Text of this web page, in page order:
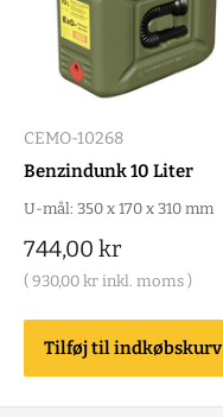
CEMO-10268
Benzindunk 10 Liter
U-mål: 350 x 170 x 310 mm
Salgspris
744,00 kr
( 930,00 kr inkl. moms )
Tilføj til indkøbskurv